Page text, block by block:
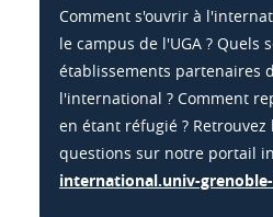
Comment s'ouvrir à
le campus de l'UGA ? Quels
établissements partenaires
l'international ? Comment
en étant réfugié ? Retrouvez
questions sur notre portail
international.univ-